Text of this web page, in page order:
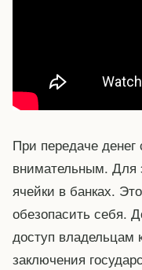
При передаче
внимательным. Для
ячейки в банках.
обезопасить себя.
доступ владельцам
заключения